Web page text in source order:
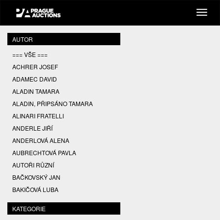
AUTOR
=== VŠE ===
ACHRER JOSEF
ADAMEC DAVID
ALADIN TAMARA
ALADIN, PŘIPSÁNO TAMARA
ALINARI FRATELLI
ANDERLE JIŘÍ
ANDERLOVÁ ALENA
AUBRECHTOVÁ PAVLA
AUTOŘI RŮZNÍ
BAČKOVSKÝ JAN
BAKIČOVÁ LUBA
BALCAR JIŘÍ
BALCAR KAREL
KATEGORIE